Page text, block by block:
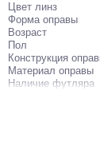
Цвет линз
Форма оправы
Возраст
Пол
Конструкция
Материал оправы
Наличие футляра